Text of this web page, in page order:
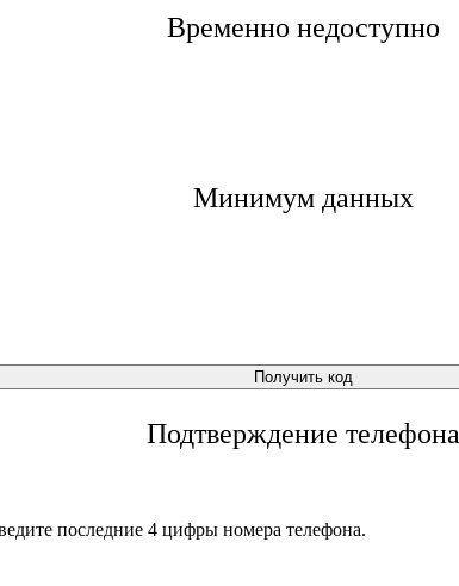
Временно недоступно
Минимум данных
Получить код
Подтверждение телефона
последние 4 цифры номера телефона.